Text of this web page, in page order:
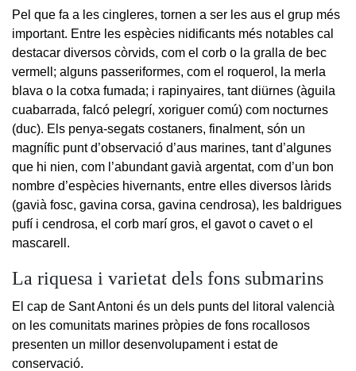
Pel que fa a les cingleres, tornen a ser les aus el grup més
important. Entre les espècies nidificants més notables cal
destacar diversos còrvids, com el corb o la gralla de bec
vermell; alguns passeriformes, com el roquerol, la merla
blava o la cotxa fumada; i rapinyaires, tant diürnes (àguila
cuabarrada, falcó pelegrí, xoriguer comú) com nocturnes
(duc). Els penya-segats costaners, finalment, són un
magnífic punt d’observació d’aus marines, tant d’algunes
que hi nien, com l’abundant gavià argentat, com d’un bon
nombre d’espècies hivernants, entre elles diversos làrids
(gavià fosc, gavina corsa, gavina cendrosa), les baldrigues
pufí i cendrosa, el corb marí gros, el gavot o cavet o el
mascarell.
La riquesa i varietat dels fons submarins
El cap de Sant Antoni és un dels punts del litoral valencià
on les comunitats marines pròpies de fons rocallosos
presenten un millor desenvolupament i estat de
conservació.